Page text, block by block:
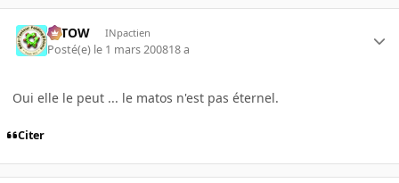
toTOW INpactien
Posté(e) le 1 mars 200818 a
Oui elle le peut ... le matos n'est pas éternel.
Citer